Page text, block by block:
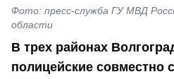
Фото: пресс-служба ГУ МВД
области
В трех районах
полицейские совместно